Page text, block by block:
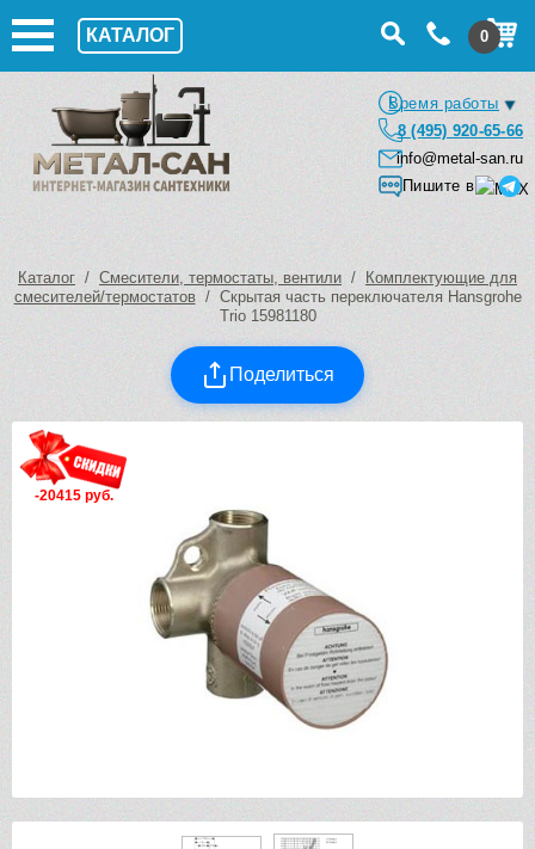
КАТАЛОГ 0
Время работы
8 (495) 920-65-66
info@metal-san.ru
Пишите в
Каталог / Смесители, термостаты, вентили /
Комплектующие для
смесителей/термостатов/ Скрытая часть переключателя Hansgrohe
Trio 15981180
Поделиться
-20415 руб.